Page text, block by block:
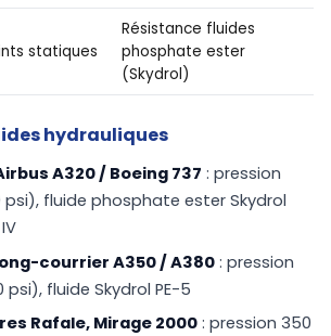
statiques
Résistance fluides
phosphate ester
(Skydrol)
hydrauliques
A320 / Boeing 737 : pression
psi), fluide phosphate ester Skydrol
courrier A350 / A380 : pression
fluide Skydrol PE-5
Rafale, Mirage 2000 : pression 350